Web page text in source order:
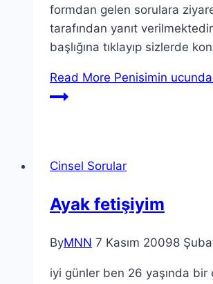
formdan gelen sorulara
tarafından yanıt
başlığına tıklayıp sizlerde
Read More Penisimin ucunda
Cinsel Sorular
Ayak fetişiyim
ByMNN 7 Kasım 20098
iyi günler ben 26 yaşında bir